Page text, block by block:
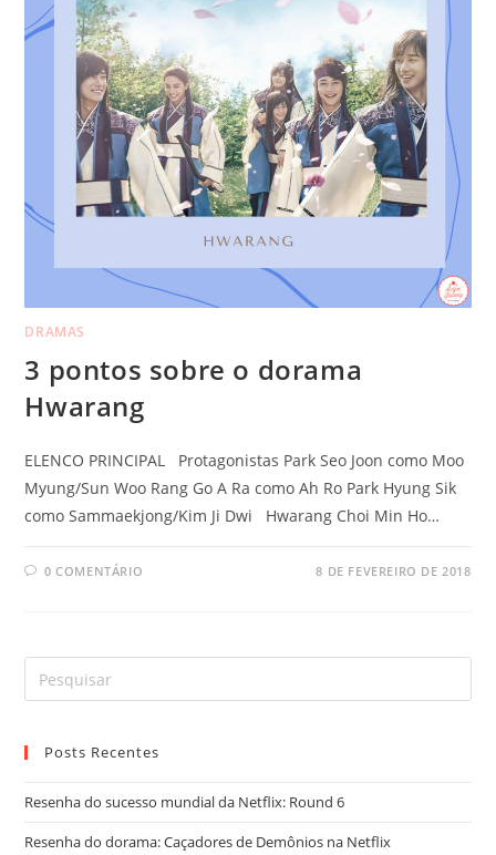
DRAMAS
3 pontos sobre o dorama
Hwarang
ELENCO PRINCIPAL Protagonistas Park Seo Joon como Moo
Myung/Sun Woo Rang Go A Ra como Ah Ro Park Hyung Sik
como Sammaekjong/Kim Ji Dwi Hwarang Choi Min Ho…
0 COMENTÁRIO 8 DE FEVEREIRO DE 2018
Posts Recentes
Resenha do sucesso mundial da Netflix: Round 6
Resenha do dorama: Caçadores de Demônios na Netflix